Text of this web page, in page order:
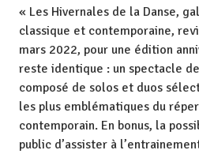
« Les Hivernales de la Danse,
classique et contemporaine,
mars 2022, pour une édition
reste identique : un spectacle
composé de solos et duos
les plus emblématiques du
contemporain. En bonus, la
public d’assister à